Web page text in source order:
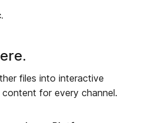
files into interactive
for every channel.